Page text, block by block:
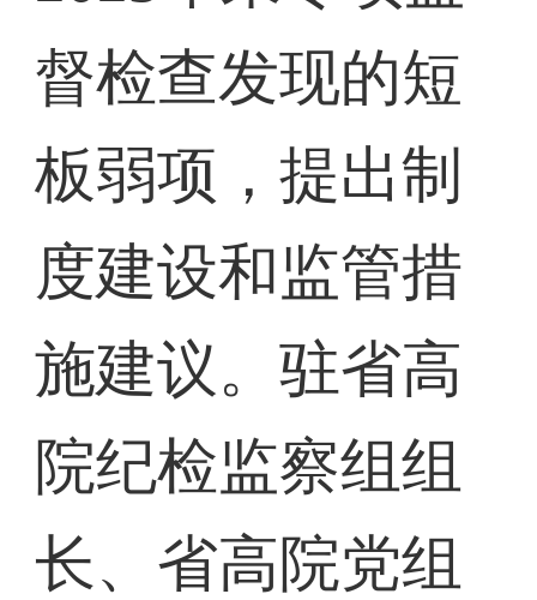
督检查发现的短
板弱项，提出制
度建设和监管措
施建议。驻省高
院纪检监察组组
长、省高院党组